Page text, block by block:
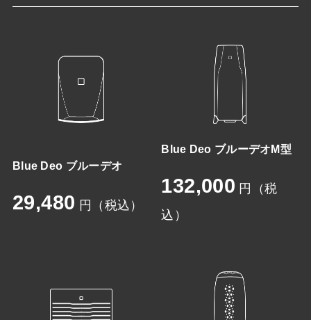
Blue Deo ブルーデオ
29,480 円（税込）
Blue Deo ブルーデオM型
132,000 円（税
込）